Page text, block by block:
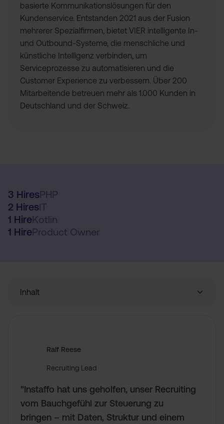
basierte Kommunikationslösungen für den
Kundenservice. Entstanden 2021 aus der Fusion
mehrerer Spezialfirmen, bietet VIER intelligente In-
und Outbound-Systeme, die menschliche und
künstliche Intelligenz verbinden, um
Serviceprozesse zu automatisieren und die
Customer Experience zu verbessern. Über 200
Mitarbeitende betreuen mehr als 1.000 Kunden in
Deutschland und der Schweiz.
3 HiresPHP
2 HiresIT
1 HireKotlin
1 HireProduct Owner
Inhalt
Ralf Reese
Recruiting Lead
"Instaffo hat uns geholfen, unser Recruiting
vom Bauchgefühl zur Steuerung zu
bringen – mit Daten, Struktur und einem